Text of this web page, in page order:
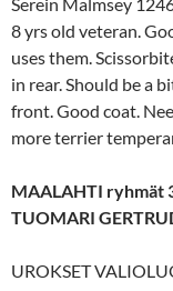
8 yrs old veteran.
uses them.
in rear. Should be a
front. Good coat.
more terrier
MAALAHTI ryhmät
TUOMARI
UROKSET